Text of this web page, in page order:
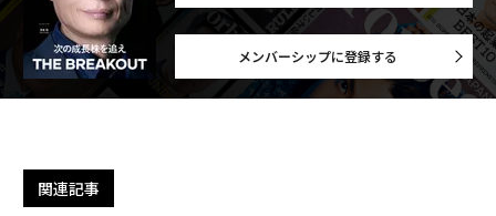
メンバーシップに登録する
関連記事